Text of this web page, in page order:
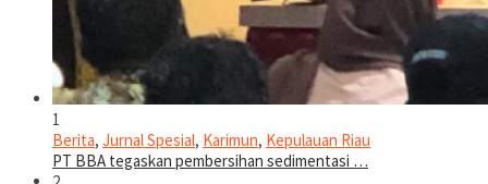
1
Berita, Jurnal Spesial, Karimun, Kepulauan Riau
PT BBA tegaskan pembersihan sedimentasi …